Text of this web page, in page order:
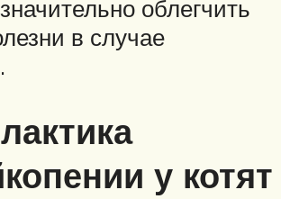
облегчить
в случае
у котят